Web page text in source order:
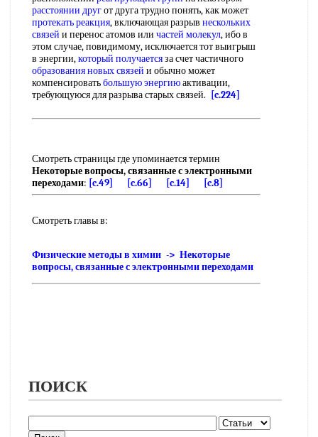
расстоянии другот друга трудно понять, как может
протекать реакция, включающая разрыв нескольких
связей и перенос атомов или частей молекул, ибо в
этом случае, повидимому, исключается тот выигрыш
в энергии,который получаетсяза счет частичного
образования новых связей и обычно может
компенсироватьбольшую энергиюактивации,
требующуюся для разрыва старых связей.
[c.224]
Смотреть страницы где упоминается термин
Некоторые вопросы, связанные с электронными
переходами: [c.49] [c.66] [c.14] [c.8]
Смотреть главы в:
Физические методы в химии -> Некоторые
вопросы, связанные с электронными переходами
ПОИСК